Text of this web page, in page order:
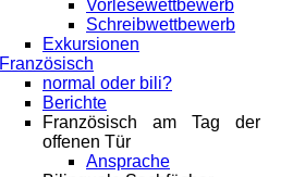
Vorlesewettbewerb
Schreibwettbewerb
Exkursionen
Französisch
normal oder bili?
Berichte
Französisch am Tag der
offenen Tür
Ansprache